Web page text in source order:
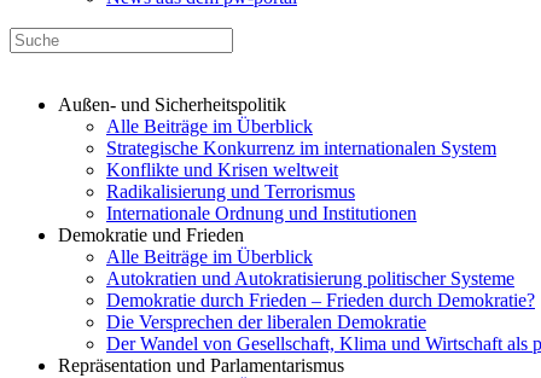
Außen- und Sicherheitspolitik
Alle Beiträge im Überblick
Strategische Konkurrenz im internationalen System
Konflikte und Krisen weltweit
Radikalisierung und Terrorismus
Internationale Ordnung und Institutionen
Demokratie und Frieden
Alle Beiträge im Überblick
Autokratien und Autokratisierung politischer Systeme
Demokratie durch Frieden – Frieden durch Demokratie?
Die Versprechen der liberalen Demokratie
Der Wandel von Gesellschaft, Klima und Wirtschaft als
Repräsentation und Parlamentarismus